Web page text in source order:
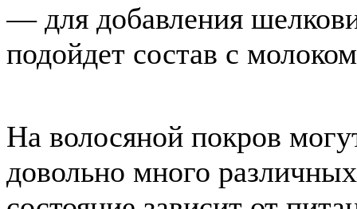
— для добавления
подойдет состав с
На волосяной покров
довольно много